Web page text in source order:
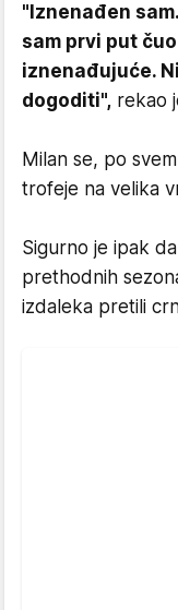
"Iznenađen
sam prvi put
iznenađujuće.
dogoditi", rekao
Milan se, po
trofeje na velika
Sigurno je ipak
prethodnih
izdaleka pretili